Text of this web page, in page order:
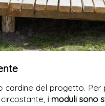
cardine del progetto. Per
circostante, i moduli sono